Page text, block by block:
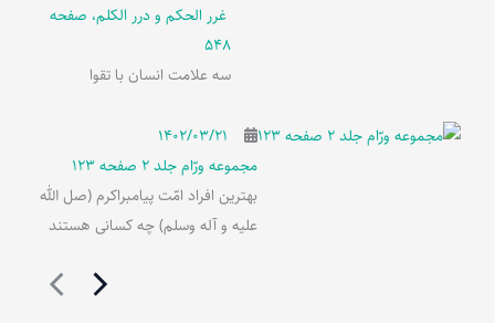
غرر الحکم و درر الکلم، صفحه
548
سه علامت انسان با تقوا
۱۴۰۲/۰۳/۲۱
مجموعه ورّام جلد 2 صفحه 123
بهترین افراد امّت پیامبراکرم (صل الله
علیه و آله وسلم) چه کسانی هستند